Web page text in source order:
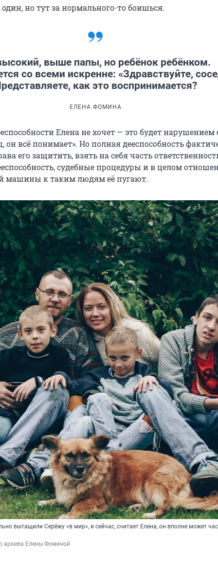
но тут за нормального-то боишься.
выше папы, но ребёнок ребёнком.
со всеми искренне: «Здравствуйте,
как это воспринимается?
ЕЛЕНА ФОМИНА
Елена не хочет — это будет нарушением
он всё понимает». Но полная дееспособность
его защитить, взять на себя часть
судебные процедуры и в целом
машины к таким людям её пугают.
вытащили Серёжу «в мир», и сейчас, считает Елена, он вполне может
архива Елены Фоминой